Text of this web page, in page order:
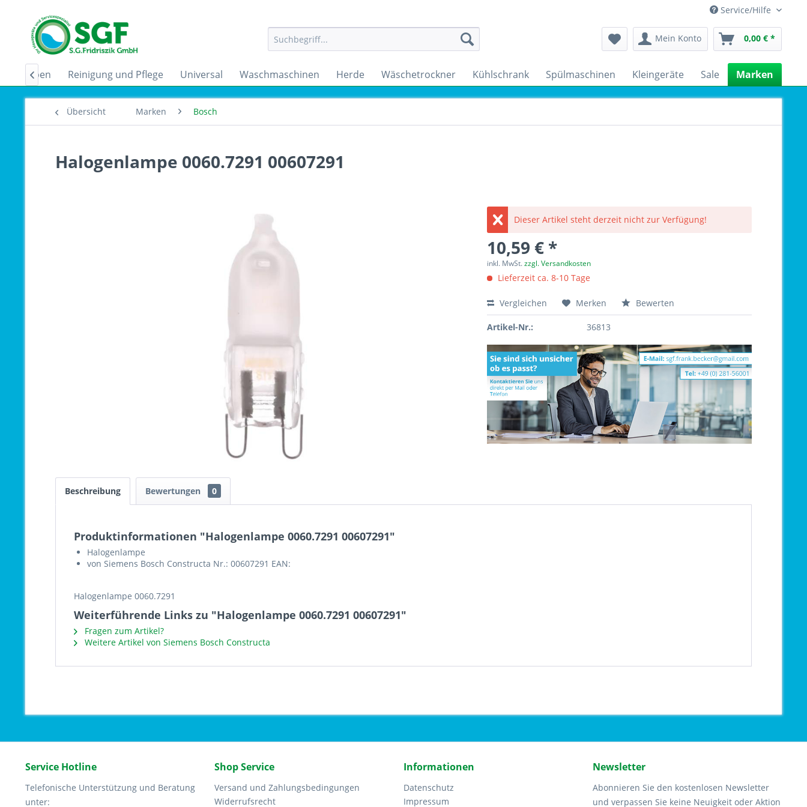
Service/Hilfe
Mein Konto 0,00 € *
Reinigung und Pflege Universal Waschmaschinen Herde Wäschetrockner Kühlschrank Spülmaschinen Kleingeräte Sale Marken

Übersicht Marken Bosch
Halogenlampe 0060.7291 00607291
Dieser Artikel steht derzeit nicht zur Verfügung!
10,59 € *
inkl. MwSt.zzgl. Versandkosten
Lieferzeit ca. 8-10 Tage
Vergleichen Merken Bewerten
Artikel-Nr.: 36813
Beschreibung Bewertungen 0
Produktinformationen "Halogenlampe 0060.7291 00607291"
Halogenlampe
von Siemens Bosch Constructa Nr.: 00607291 EAN:
Halogenlampe 0060.7291
Weiterführende Links zu "Halogenlampe 0060.7291 00607291"
Fragen zum Artikel?
Weitere Artikel von Siemens Bosch Constructa
Service Hotline
Telefonische Unterstützung und Beratung
unter:
Shop Service
Versand und Zahlungsbedingungen
Widerrufsrecht
Informationen
Datenschutz
Impressum
Newsletter
Abonnieren Sie den kostenlosen Newsletter
und verpassen Sie keine Neuigkeit oder Aktion